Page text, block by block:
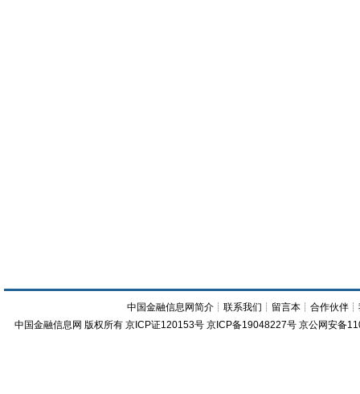
中国金融信息网简介 ┊联系我们 ┊ 留言本 ┊合作伙伴 ┊
中国金融信息网 版权所有 京ICP证120153号 京ICP备19048227号 京公网安备